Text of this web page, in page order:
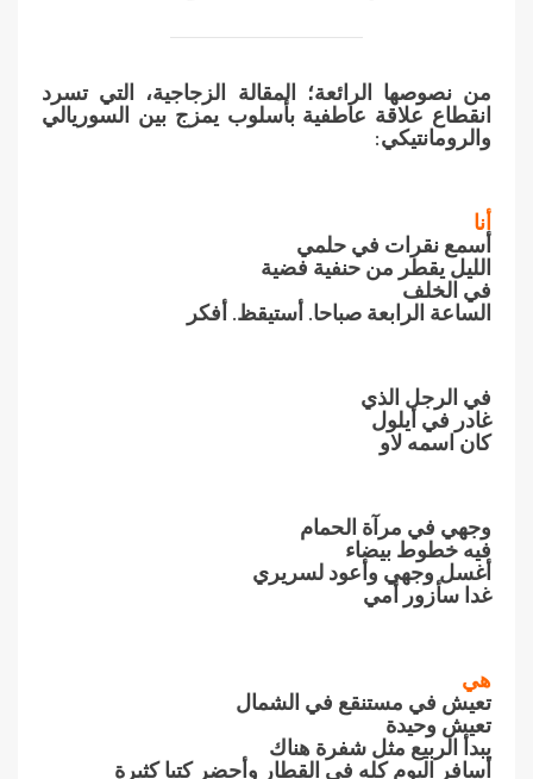
من نصوصها الرائعة؛ المقالة الزجاجية، التي تسرد
انقطاع علاقة عاطفية بأسلوب يمزج بين السوريالي
والرومانتيكي:
أنا
أسمع نقرات في حلمي
الليل يقطر من حنفية فضية
في الخلف
الساعة الرابعة صباحا. أستيقظ. أفكر
في الرجل الذي
غادر في أيلول
كان اسمه لاو
وجهي في مرآة الحمام
فيه خطوط بيضاء
أغسل وجهي وأعود لسريري
غدا سأزور أمي
هي
تعيش في مستنقع في الشمال
تعيش وحيدة
يبدأ الربيع مثل شفرة هناك
أسافر اليوم كله في القطار وأحضر كتبا كثيرة